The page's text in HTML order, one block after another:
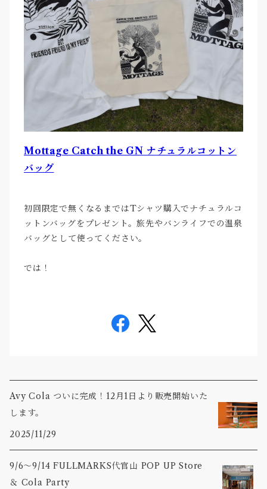
Mottage Catch the GN ナチュラルコットン
バッグ
初回限定で無くなるまではTシャツ購入でナチュラルコ
ットンバッグをプレゼント。旅先やバンライフでの温泉
バッグとして使ってください。
では！
Avy Cola ついに完成！12月1日より販売開始いた
します。
2025/11/29
9/6〜9/14 FULLMARKS代官山 POP UP Store
＆ Cola Party